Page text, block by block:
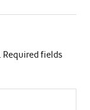
Required fields